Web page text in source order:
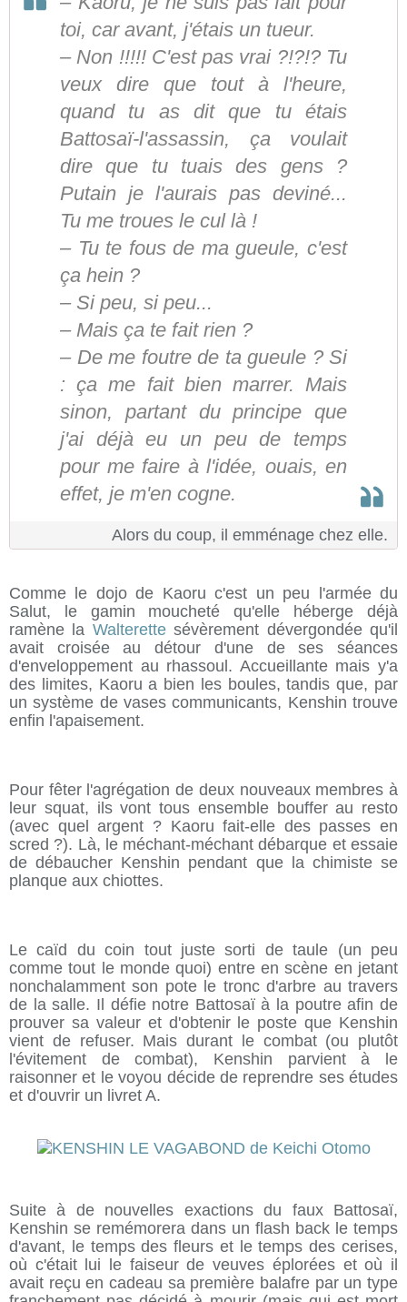
toi, car avant, j'étais un tueur.
– Non !!!!! C'est pas vrai ?!?!? Tu
veux dire que tout à l'heure,
quand tu as dit que tu étais
Battosaï-l'assassin, ça voulait
dire que tu tuais des gens ?
Putain je l'aurais pas deviné...
Tu me troues le cul là !
– Tu te fous de ma gueule, c'est
ça hein ?
– Si peu, si peu...
– Mais ça te fait rien ?
– De me foutre de ta gueule ? Si
: ça me fait bien marrer. Mais
sinon, partant du principe que
j'ai déjà eu un peu de temps
pour me faire à l'idée, ouais, en
effet, je m'en cogne.
Alors du coup, il emménage chez elle.
Comme le dojo de Kaoru c'est un peu l'armée du
Salut, le gamin moucheté qu'elle héberge déjà
ramène la Walterettesévèrement dévergondée qu'il
avait croisée au détour d'une de ses séances
d'enveloppement au rhassoul. Accueillante mais y'a
des limites, Kaoru a bien les boules, tandis que, par
un système de vases communicants, Kenshin trouve
enfin l'apaisement.
Pour fêter l'agrégation de deux nouveaux membres à
leur squat, ils vont tous ensemble bouffer au resto
(avec quel argent ? Kaoru fait-elle des passes en
scred ?). Là, le méchant-méchant débarque et essaie
de débaucher Kenshin pendant que la chimiste se
planque aux chiottes.
Le caïd du coin tout juste sorti de taule (un peu
comme tout le monde quoi) entre en scène en jetant
nonchalamment son pote le tronc d'arbre au travers
de la salle. Il défie notre Battosaï à la poutre afin de
prouver sa valeur et d'obtenir le poste que Kenshin
vient de refuser. Mais durant le combat (ou plutôt
l'évitement de combat), Kenshin parvient à le
raisonner et le voyou décide de reprendre ses études
et d'ouvrir un livret A.
Suite à de nouvelles exactions du faux Battosaï,
Kenshin se remémorera dans un flash back le temps
d'avant, le temps des fleurs et le temps des cerises,
où c'était lui le faiseur de veuves éplorées et où il
avait reçu en cadeau sa première balafre par un type